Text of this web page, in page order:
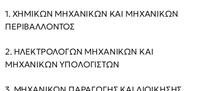
1. ΧΗΜΙΚΩΝ ΜΗΧΑΝΙΚΩΝ ΚΑΙ ΜΗΧΑΝΙΚΩΝ
ΠΕΡΙΒΑΛΛΟΝΤΟΣ
2. ΗΛΕΚΤΡΟΛΟΓΩΝ ΜΗΧΑΝΙΚΩΝ ΚΑΙ
ΜΗΧΑΝΙΚΩΝ ΥΠΟΛΟΓΙΣΤΩΝ